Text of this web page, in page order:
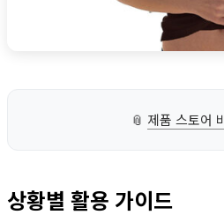
📎 제품 스토어
상황별 활용 가이드